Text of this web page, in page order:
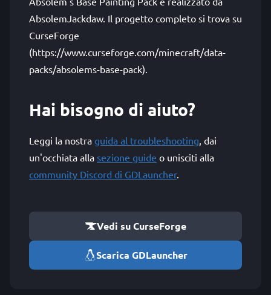
AbsolemJackdaw. Il progetto completo si trova su
CurseForge
(https://www.curseforge.com/minecraft/data-
packs/absolems-base-pack).
Hai bisogno di aiuto?
Leggi la nostra guida al troubleshooting, dai
un'occhiata alla sezione guide o unisciti alla
community Discord di GDLauncher.
Vedi su CurseForge
Scarica GDLauncher